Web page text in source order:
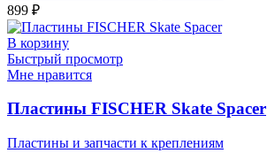
899 ₽
В корзину
Быстрый просмотр
Мне нравится
Пластины FISCHER Skate Spacer
Пластины и запчасти к креплениям